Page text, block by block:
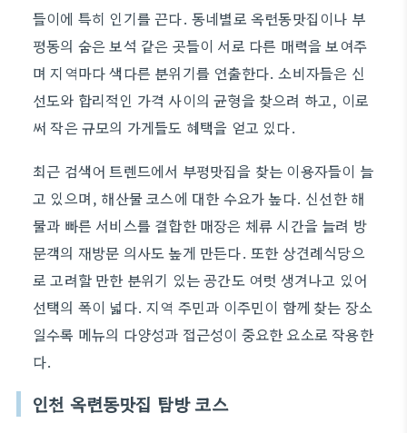
들이에 특히 인기를 끈다. 동네별로 옥련동맛집이나 부
평동의 숨은 보석 같은 곳들이 서로 다른 매력을 보여주
며 지역마다 색다른 분위기를 연출한다. 소비자들은 신
선도와 합리적인 가격 사이의 균형을 찾으려 하고, 이로
써 작은 규모의 가게들도 혜택을 얻고 있다.
최근 검색어 트렌드에서 부평맛집을 찾는 이용자들이 늘
고 있으며, 해산물 코스에 대한 수요가 높다. 신선한 해
물과 빠른 서비스를 결합한 매장은 체류 시간을 늘려 방
문객의 재방문 의사도 높게 만든다. 또한 상견례식당으
로 고려할 만한 분위기 있는 공간도 여럿 생겨나고 있어
선택의 폭이 넓다. 지역 주민과 이주민이 함께 찾는 장소
일수록 메뉴의 다양성과 접근성이 중요한 요소로 작용한
다.
인천 옥련동맛집 탐방 코스